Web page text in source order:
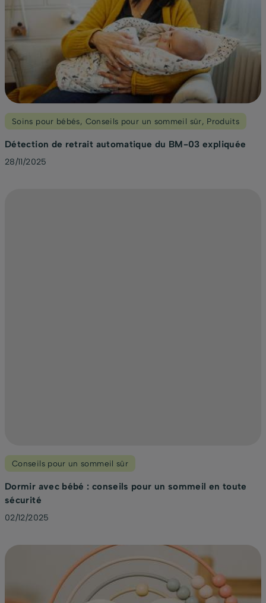
Soins pour bébés, Conseils pour un sommeil sûr, Produits
Détection de retrait automatique du BM-03 expliquée
28/11/2025
Conseils pour un sommeil sûr
Dormir avec bébé : conseils pour un sommeil en toute
sécurité
02/12/2025